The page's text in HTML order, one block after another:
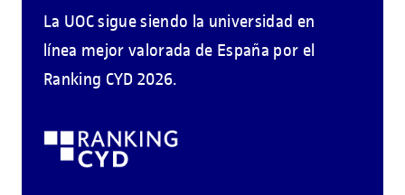
La UOC sigue siendo la universidad en
línea mejor valorada de España por el
Ranking CYD 2026.